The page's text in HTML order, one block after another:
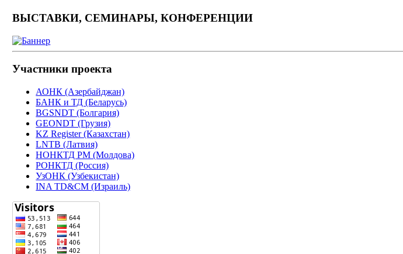
ВЫСТАВКИ, СЕМИНАРЫ, КОНФЕРЕНЦИИ
Участники проекта
АОНК (Азербайджан)
БАНК и ТД (Беларусь)
BGSNDT (Болгария)
GEONDT (Грузия)
KZ Register (Казахстан)
LNTB (Латвия)
НОНКТД РМ (Молдова)
РОНКТД (Россия)
УзОНК (Узбекистан)
INA TD&CM (Израиль)